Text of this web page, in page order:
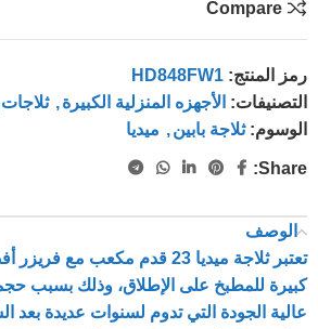
Compare
رمز المنتج: HD848FW1
التصنيفات: الأجهزه المنزلية الكبيرة, ثلاجات
الوسوم: ثلاجة بابين, ميديا
Share:
الوصف
تعتبر ثلاجة ميديا ​​23 قدم مكعب
مع فريزر
كبيرة للمطبخ على الإطلاق، وذلك بسبب
عالية الجودة التي تدوم لسنوات عديدة بعد